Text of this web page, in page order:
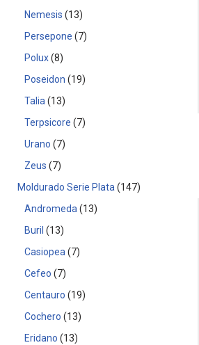
Nemesis
13
Persepone
7
Polux 8
Poseidon
19
Talia
13
Terpsicore
7
Urano
7
Zeus
7
Moldurado Serie Plata
147
Andromeda
13
Buril
13
Casiopea
7
Cefeo
7
Centauro
19
Cochero
13
Eridano
13